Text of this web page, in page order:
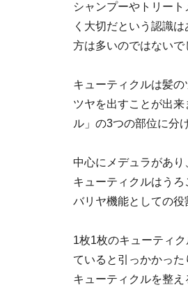
シャンプーやトリー
く大切だという認識
方は多いのではないで
キューティクルは髪
ツヤを出すことが出
ル」の3つの部位に分
中心にメデュラがあり
キューティクルはう
バリヤ機能としての役
1枚1枚のキューティ
ていると引っかかっ
キューティクルを整え